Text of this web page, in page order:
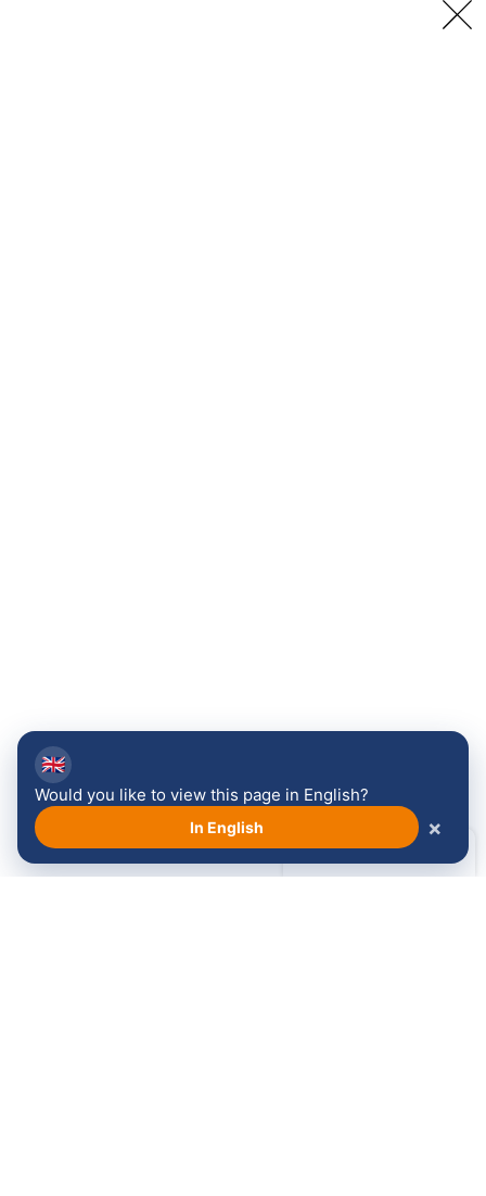
🇬🇧
Would you like to view this page in English?
In English ×